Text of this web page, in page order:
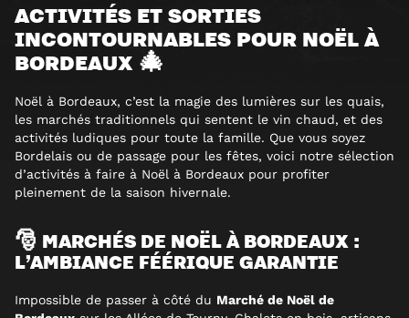
ACTIVITÉS ET SORTIES
INCONTOURNABLES POUR NOËL À
BORDEAUX 🎄
Noël à Bordeaux, c’est la magie des lumières sur les quais,
les marchés traditionnels qui sentent le vin chaud, et des
activités ludiques pour toute la famille. Que vous soyez
Bordelais ou de passage pour les fêtes, voici notre sélection
d’activités à faire à Noël à Bordeaux pour profiter
pleinement de la saison hivernale.
🎅 MARCHÉS DE NOËL À BORDEAUX :
L’AMBIANCE FÉÉRIQUE GARANTIE
Impossible de passer à côté du Marché de Noël de